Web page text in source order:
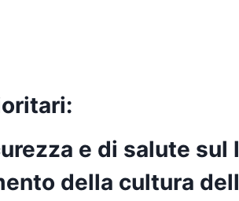
e di salute sul
della cultura